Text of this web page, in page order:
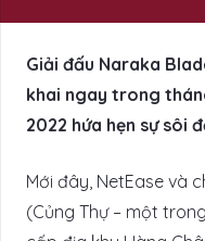
Giải đấu Naraka
khai ngay trong
2022 hứa hẹn sự sôi
Mới đây, NetEase và
(Củng Thự – một